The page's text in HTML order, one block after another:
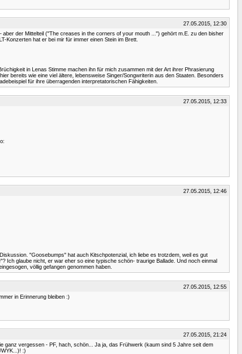
27.05.2015, 12:30
der Mittelteil ("The creases in the corners of your mouth ...") gehört m.E. zu den bisher
Konzerten hat er bei mir für immer einen Stein im Brett.
in Lenas Stimme machen ihn für mich zusammen mit der Art ihrer Phrasierung
bereits wie eine viel ältere, lebensweise Singer/Songwriterin aus den Staaten. Besonders
für ihre überragenden interpretatorischen Fähigkeiten.
27.05.2015, 12:33
27.05.2015, 12:46
"Goosebumps" hat auch Kitschpotenzial, ich liebe es trotzdem, weil es gut
Ich glaube nicht, er war eher so eine typische schön- traurige Ballade. Und noch einmal
völlig gefangen genommen haben.
27.05.2015, 12:55
in Erinnerung bleiben :)
27.05.2015, 21:24
ganz vergessen - PF, hach, schön... Ja ja, das Frühwerk (kaum sind 5 Jahre seit dem
:)